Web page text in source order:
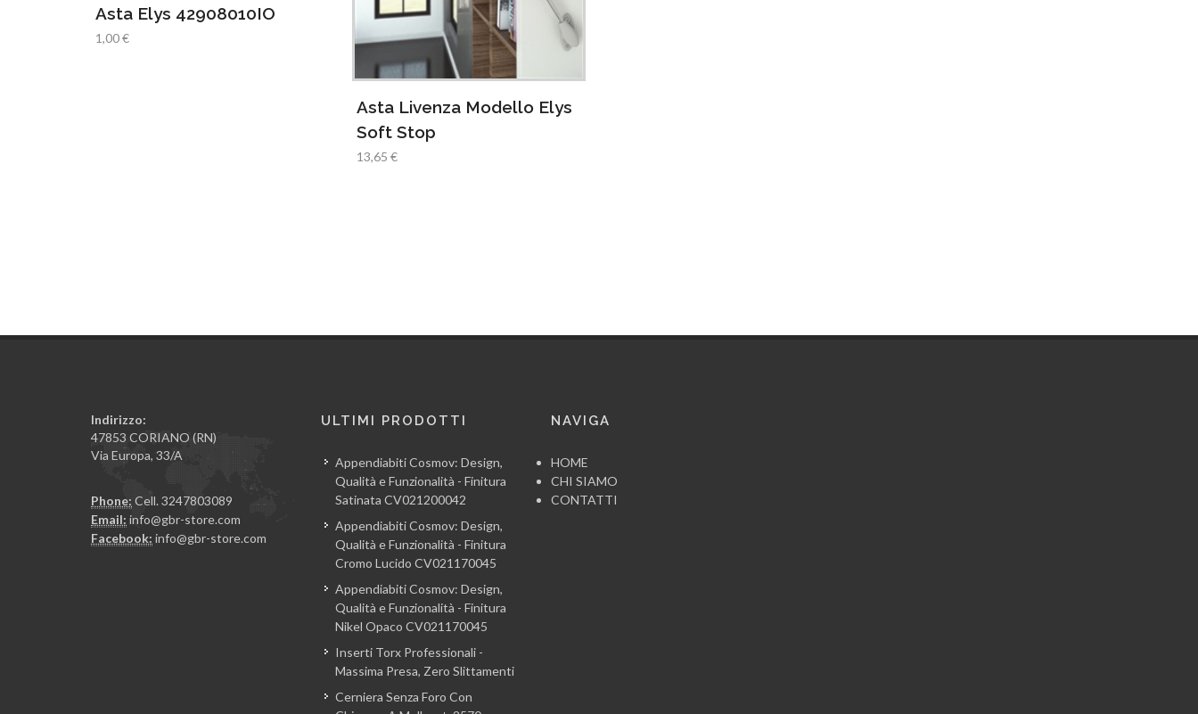
Asta Elys 42908010IO
1,00 €
Asta Livenza Modello Elys
Soft Stop
13,65 €
Indirizzo:
47853 CORIANO (RN)
Via Europa, 33/A
Phone: Cell. 3247803089
Email: info@gbr-store.com
Facebook: info@gbr-store.com
ULTIMI PRODOTTI
Appendiabiti Cosmov: Design,
Qualità e Funzionalità - Finitura
Satinata CV021200042
Appendiabiti Cosmov: Design,
Qualità e Funzionalità - Finitura
Cromo Lucido CV021170045
Appendiabiti Cosmov: Design,
Qualità e Funzionalità - Finitura
Nikel Opaco CV021170045
Inserti Torx Professionali -
Massima Presa, Zero Slittamenti
Cerniera Senza Foro Con
NAVIGA
HOME
CHI SIAMO
CONTATTI